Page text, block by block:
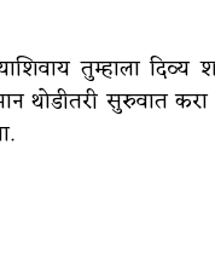
तुम्हाला दिव्य
थोडीतरी सुरुवात